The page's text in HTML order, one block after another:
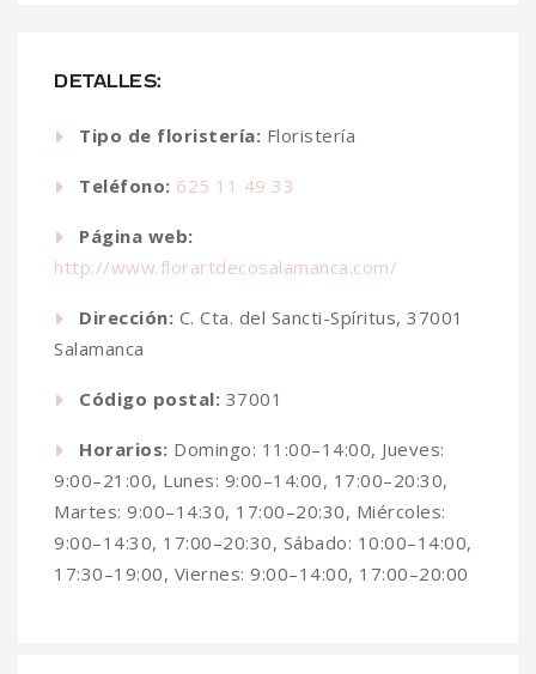
DETALLES:
Tipo de floristería: Floristería
Teléfono: 625 11 49 33
Página web:
http://www.florartdecosalamanca.com/
Dirección: C. Cta. del Sancti-Spíritus, 37001
Salamanca
Código postal: 37001
Horarios: Domingo: 11:00–14:00, Jueves:
9:00–21:00, Lunes: 9:00–14:00, 17:00–20:30,
Martes: 9:00–14:30, 17:00–20:30, Miércoles:
9:00–14:30, 17:00–20:30, Sábado: 10:00–14:00,
17:30–19:00, Viernes: 9:00–14:00, 17:00–20:00